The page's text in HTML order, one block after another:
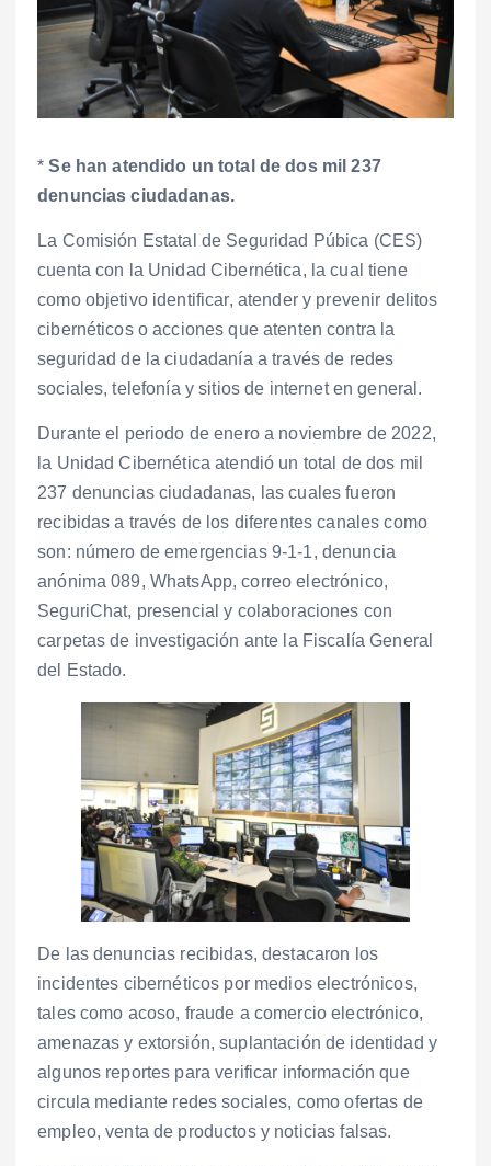
* Se han atendido un total de dos mil 237
denuncias ciudadanas.
La Comisión Estatal de Seguridad Púbica (CES)
cuenta con la Unidad Cibernética, la cual tiene
como objetivo identificar, atender y prevenir delitos
cibernéticos o acciones que atenten contra la
seguridad de la ciudadanía a través de redes
sociales, telefonía y sitios de internet en general.
Durante el periodo de enero a noviembre de 2022,
la Unidad Cibernética atendió un total de dos mil
237 denuncias ciudadanas, las cuales fueron
recibidas a través de los diferentes canales como
son: número de emergencias 9-1-1, denuncia
anónima 089, WhatsApp, correo electrónico,
SeguriChat, presencial y colaboraciones con
carpetas de investigación ante la Fiscalía General
del Estado.
De las denuncias recibidas, destacaron los
incidentes cibernéticos por medios electrónicos,
tales como acoso, fraude a comercio electrónico,
amenazas y extorsión, suplantación de identidad y
algunos reportes para verificar información que
circula mediante redes sociales, como ofertas de
empleo, venta de productos y noticias falsas.